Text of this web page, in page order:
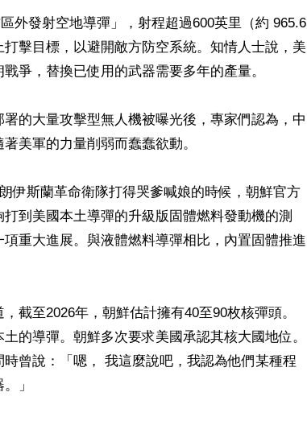
外發射空地導彈」，射程超過600英里（約 965.6
擊目標，以避開敵方防空系統。知情人士說，美
爭，替換已使用的武器需要多年的產量。
的大量攻擊型無人機被曝光後，專家們認為，中
美軍的力量削弱而蠢蠢欲動。
伊斯蘭革命衛隊打得哭爹喊娘的時候，朝鮮官方
到美國本土導彈的升級版固體燃料發動機的測
重大進展。與液體燃料導彈相比，內置固體推進
截至2026年，朝鮮估計擁有40至90枚核彈頭。
的導彈。朝鮮多次要求美國承認其核大國地位。
曾說：「嗯， 我這麼說吧，我認為他們某種程
」